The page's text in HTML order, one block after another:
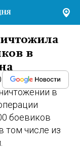
в
в
боевиков
том числе из